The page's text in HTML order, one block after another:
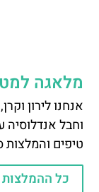
מלאגה
אנחנו לירון
טיפים
כל ההמלצות